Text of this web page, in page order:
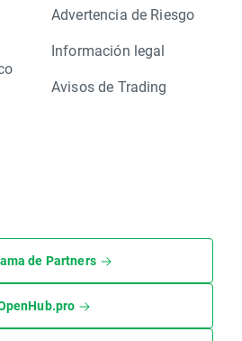
Advertencia de Riesgo
Información legal
Avisos de Trading
de Partners